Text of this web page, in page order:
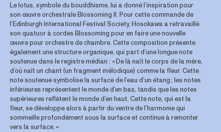
Le lotus, symbole du bouddhisme, lui a donné l’inspiration pour
son œuvre orchestrale Blossoming II. Pour cette commande de
l’Edinburgh International Festival Society, Hosokawa a retravaillé
son quatuor à cordes Blossoming pour en faire une nouvelle
œuvre pour orchestre de chambre. Cette composition présente
également une structure organique, qui part d’une longue note
soutenue dans le registre médian : « De là naît le corps de la mère,
d’où naît un chant (un fragment mélodique) comme la fleur. Cette
note soutenue symbolise la surface de l’eau d’un étang ; les notes
inférieures représentent le monde d’en bas, tandis que les notes
supérieures reflètent le monde d’en haut. Cette note, qui est la
fleur, se développe alors à partir du ventre de l’harmonie qui
sommeille profondément sous la surface et continue à remonter
vers la surface. »